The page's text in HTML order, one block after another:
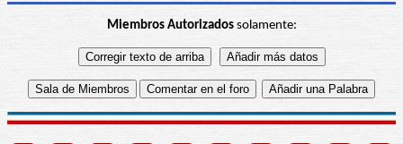
Miembros Autorizadossolamente: